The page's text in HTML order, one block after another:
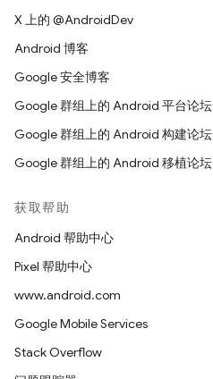
X 上的 @AndroidDev
Android 博客
Google 安全博客
Google 群组上的 Android 平台论坛
Google 群组上的 Android 构建论坛
Google 群组上的 Android 移植论坛
获取帮助
Android 帮助中心
Pixel 帮助中心
www.android.com
Google Mobile Services
Stack Overflow